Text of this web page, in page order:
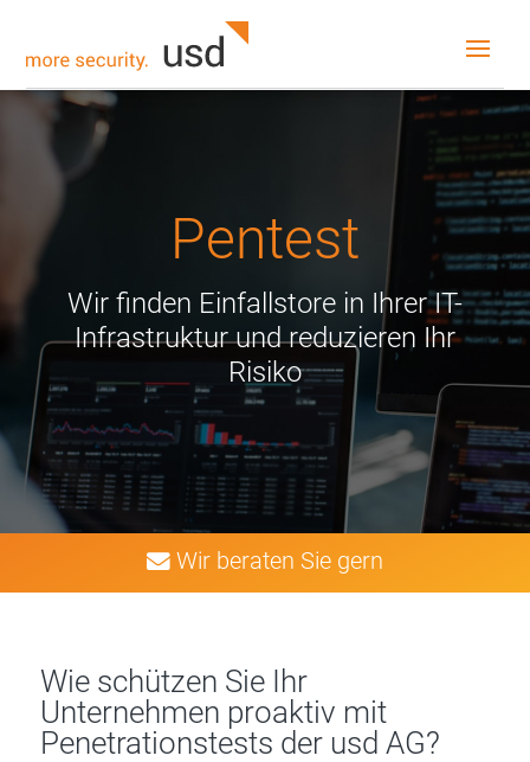
Pentest
Wir finden Einfallstore in Ihrer IT-
Infrastruktur und reduzieren Ihr
Risiko
Wir beraten Sie gern
Wie schützen Sie Ihr
Unternehmen proaktiv mit
Penetrationstests der usd AG?